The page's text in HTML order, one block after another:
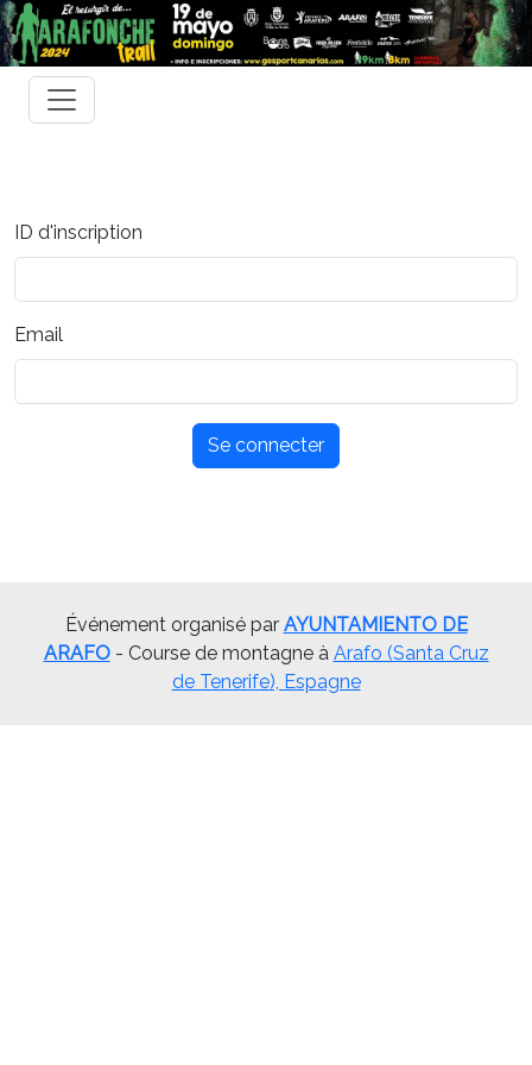
ID d'inscription
Email
Se connecter
Événement organisé par AYUNTAMIENTO DE
ARAFO- Course de montagne à Arafo (Santa Cruz
de Tenerife), Espagne